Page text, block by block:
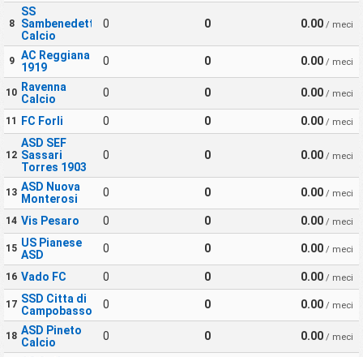
8
SS
Sambenedettese
Calcio
0 0 0.00/ meci
9
AC Reggiana
1919
0 0 0.00/ meci
10 Ravenna
Calcio
0 0 0.00/ meci
11 FC Forli 0 0 0.00/ meci
12
ASD SEF
Sassari
Torres 1903
0 0 0.00/ meci
13 ASD Nuova
Monterosi
0 0 0.00/ meci
14 Vis Pesaro 0 0 0.00/ meci
15 US Pianese
ASD
0 0 0.00/ meci
16 Vado FC 0 0 0.00/ meci
17 SSD Citta di
Campobasso
0 0 0.00/ meci
18 ASD Pineto
Calcio
0 0 0.00/ meci